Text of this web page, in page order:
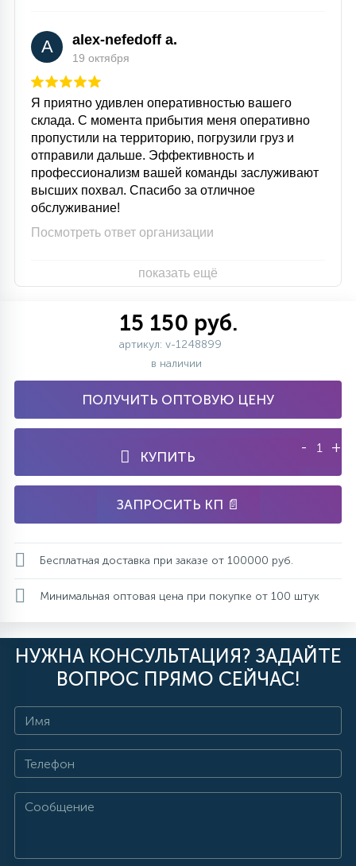
A alex-nefedoff a.
19 октября
Я приятно удивлен оперативностью вашего
склада. С момента прибытия меня оперативно
пропустили на территорию, погрузили груз и
отправили дальше. Эффективность и
профессионализм вашей команды заслуживают
высших похвал. Спасибо за отличное
обслуживание!
Посмотреть ответ организации
показать ещё
15 150 руб.
артикул: v-1248899
в наличии
ПОЛУЧИТЬ ОПТОВУЮ ЦЕНУ
КУПИТЬ
- +
ЗАПРОСИТЬ КП 📄
Бесплатная доставка при заказе от 100000 руб.
Минимальная оптовая цена при покупке от 100 штук
НУЖНА КОНСУЛЬТАЦИЯ? ЗАДАЙТЕ
ВОПРОС ПРЯМО СЕЙЧАС!